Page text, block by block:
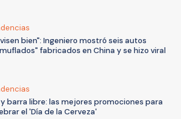
bien": Ingeniero mostró seis autos
fabricados en China y se hizo viral
y barra libre: las mejores promociones para
el 'Día de la Cerveza'